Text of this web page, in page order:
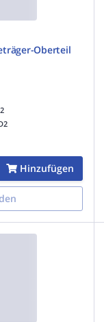
Oberteil
Hinzufügen